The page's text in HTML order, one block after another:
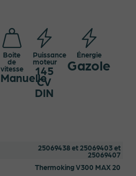
Boite
de
vitesse
Manuelle
Puissance
moteur
145
CV
DIN
Énergie
Gazole
25069438 et 25069403 et
25069407
Thermoking V300 MAX 20